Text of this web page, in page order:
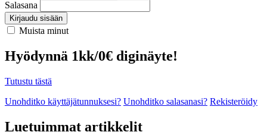
Salasana
Kirjaudu sisään
Muista minut
Hyödynnä 1kk/0€ diginäyte!
Tutustu tästä
Unohditko käyttäjätunnuksesi? Unohditko salasanasi? Rekisteröidy
Luetuimmat artikkelit